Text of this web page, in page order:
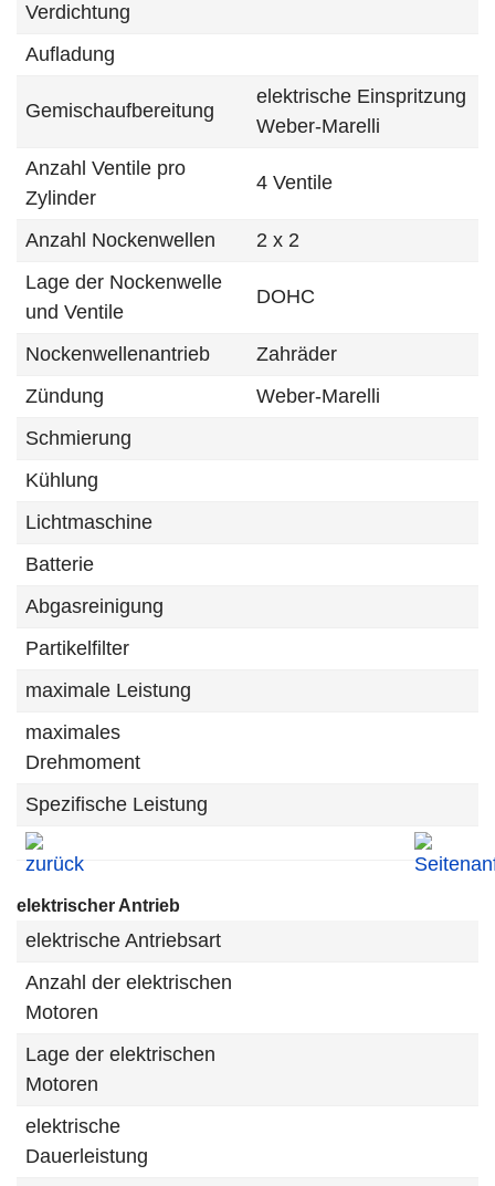
Verdichtung
Aufladung
Gemischaufbereitung
elektrische Einspritzung
Weber-Marelli
Anzahl Ventile pro
Zylinder
4 Ventile
Anzahl Nockenwellen
2 x 2
Lage der Nockenwelle
und Ventile
DOHC
Nockenwellenantrieb
Zahräder
Zündung
Weber-Marelli
Schmierung
Kühlung
Lichtmaschine
Batterie
Abgasreinigung
Partikelfilter
maximale Leistung
maximales
Drehmoment
Spezifische Leistung
elektrischer Antrieb
elektrische Antriebsart
Anzahl der elektrischen
Motoren
Lage der elektrischen
Motoren
elektrische
Dauerleistung